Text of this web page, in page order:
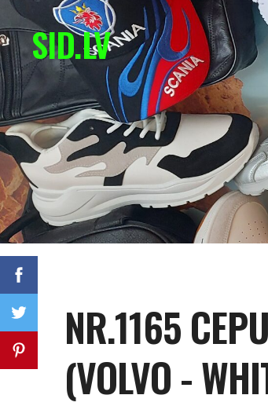
SID.LV
NR.1165
(VOLVO -